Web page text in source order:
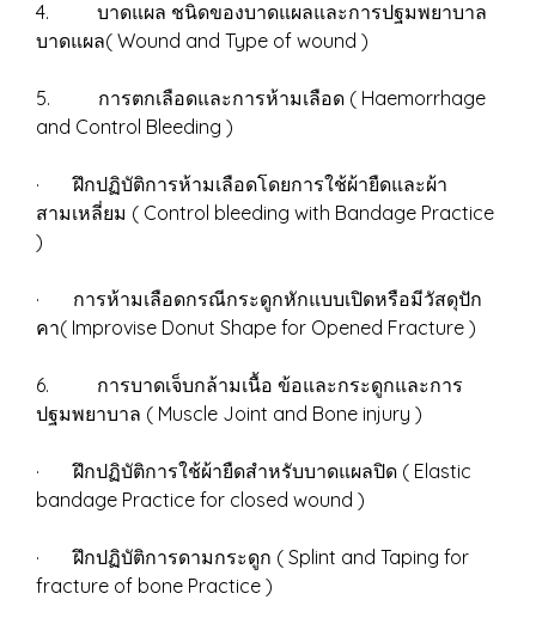
4. บาดแผล ชนิดของบาดแผลและการปฐมพยาบาล
บาดแผล( Wound and Type of wound )
5. การตกเลือดและการห้ามเลือด ( Haemorrhage
and Control Bleeding )
· ฝึกปฏิบัติการห้ามเลือดโดยการใช้ผ้ายืดและผ้า
สามเหลี่ยม ( Control bleeding with Bandage Practice
)
· การห้ามเลือดกรณีกระดูกหักแบบเปิดหรือมีวัสดุปัก
คา( Improvise Donut Shape for Opened Fracture )
6. การบาดเจ็บกล้ามเนื้อ ข้อและกระดูกและการ
ปฐมพยาบาล ( Muscle Joint and Bone injury )
· ฝึกปฏิบัติการใช้ผ้ายืดสำหรับบาดแผลปิด ( Elastic
bandage Practice for closed wound )
· ฝึกปฏิบัติการดามกระดูก ( Splint and Taping for
fracture of bone Practice )